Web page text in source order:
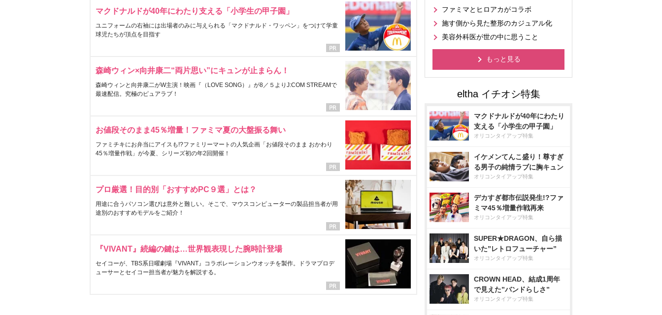
マクドナルドが40年にわたり支える「小学生の甲子園」
ユニフォームの右袖には出場者のみに与えられる「マクドナルド・ワッペン」をつけて学童
球児たちが頂点を目指す
森崎ウィン×向井康二“両片思い”にキュンが止まらん！
森崎ウィンと向井康二がW主演！映画『（LOVE SONG）』が8／５よりJ:COM STREAMで
最速配信。究極のピュアラブ！
お値段そのまま45％増量！ファミマ夏の大盤振る舞い
ファミチキにお弁当にアイスも!?ファミリーマートの人気企画「お値段そのまま おかわり
45％増量作戦」が今夏、シリーズ初の年2回開催！
プロ厳選！目的別「おすすめPC９選」とは？
用途に合うパソコン選びは意外と難しい。そこで、マウスコンピューターの製品担当者が用
途別のおすすめモデルをご紹介！
『VIVANT』続編の鍵は…世界観表現した腕時計登場
セイコーが、TBS系日曜劇場『VIVANT』コラボレーションウオッチを製作。ドラマプロデ
ューサーとセイコー担当者が魅力を解説する。
ファミマとヒロアカがコラボ
施す側から見た整形のカジュアル化
美容外科医が世の中に思うこと
もっと見る
マクドナルドが40年にわたり
支える「小学生の甲子園」
オリコンタイアップ特集
イケメンてんこ盛り！尊すぎ
る男子の純情ラブに胸キュン
オリコンタイアップ特集
デカすぎ都市伝説発生!?ファ
ミマ45％増量作戦再来
オリコンタイアップ特集
SUPER★DRAGON、自ら描
いた”レトロフューチャー”
オリコンタイアップ特集
CROWN HEAD、結成1周年
で見えた”バンドらしさ”
オリコンタイアップ特集